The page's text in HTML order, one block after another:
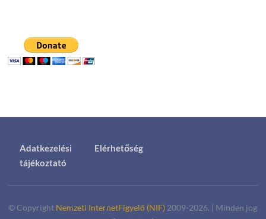
Adatkezelési
tájékoztató
Elérhetőség
© Copyright Nemzeti InternetFigyelő (NIF) 2009-2026. | Minden jog